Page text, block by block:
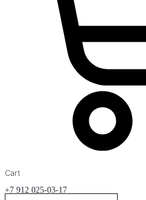
Cart
+7 912 025-03-17